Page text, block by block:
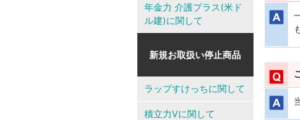
年金力 介護プラス(米ド
ル建)に関して
新規お取扱い停止商品
ラップすけっちに関して
積立力Vに関して